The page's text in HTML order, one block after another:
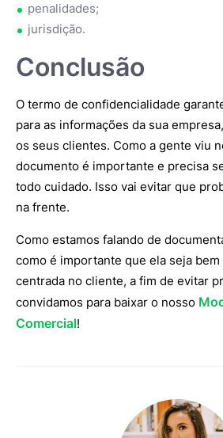
penalidades;
jurisdição.
Conclusão
O termo de confidencialidade
para as informações da sua
os seus clientes. Como a gente viu
documento é importante e precisa
todo cuidado. Isso vai evitar que
na frente.
Como estamos falando de
como é importante que ela seja bem
centrada no cliente, a fim de evitar
convidamos para baixar o nosso
Comercial!